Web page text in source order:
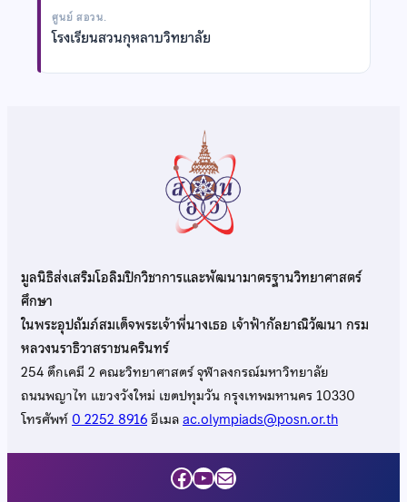
ศูนย์ สอวน.
โรงเรียนสวนกุหลาบวิทยาลัย
มูลนิธิส่งเสริมโอลิมปิกวิชาการและพัฒนามาตรฐานวิทยาศาสตร์
ศึกษา
ในพระอุปถัมภ์สมเด็จพระเจ้าพี่นางเธอ เจ้าฟ้ากัลยาณิวัฒนา กรม
หลวงนราธิวาสราชนครินทร์
254 ตึกเคมี 2 คณะวิทยาศาสตร์ จุฬาลงกรณ์มหาวิทยาลัย
ถนนพญาไท แขวงวังใหม่ เขตปทุมวัน กรุงเทพมหานคร 10330
โทรศัพท์0 2252 8916อีเมลac.olympiads@posn.or.th
Facebook
YouTube
Mail